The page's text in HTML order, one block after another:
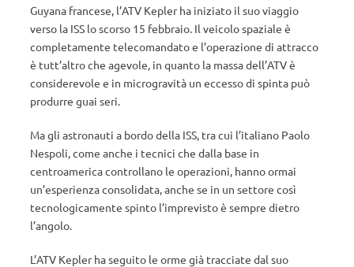
Guyana francese, l’ATV Kepler ha iniziato il suo viaggio
verso la ISS lo scorso 15 febbraio. Il veicolo spaziale è
completamente telecomandato e l’operazione di attracco
è tutt’altro che agevole, in quanto la massa dell’ATV è
considerevole e in microgravità un eccesso di spinta può
produrre guai seri.
Ma gli astronauti a bordo della ISS, tra cui l’italiano Paolo
Nespoli, come anche i tecnici che dalla base in
centroamerica controllano le operazioni, hanno ormai
un’esperienza consolidata, anche se in un settore così
tecnologicamente spinto l’imprevisto è sempre dietro
l’angolo.
L’ATV Kepler ha seguito le orme già tracciate dal suo